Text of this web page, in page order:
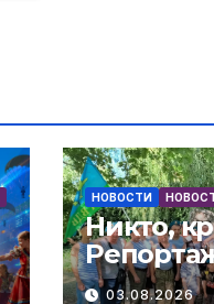
НОВОСТИ
Никто,
03.08.2026